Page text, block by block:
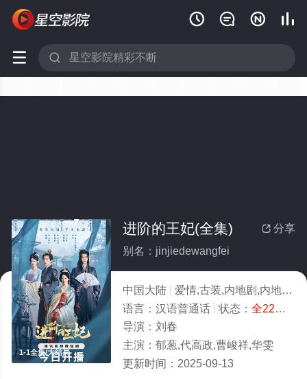
   
 
1-1全集/大结局
 分享
进阶的王妃(全集)
别名：jinjiedewangfei
中国大陆 爱情,古装,内地剧,内地
语言： 汉语普通话 状态： 全22集
导演： 刘春
主演： 郁葱,代高政,曹峻祥,华雯
更新时间： 2025-09-13